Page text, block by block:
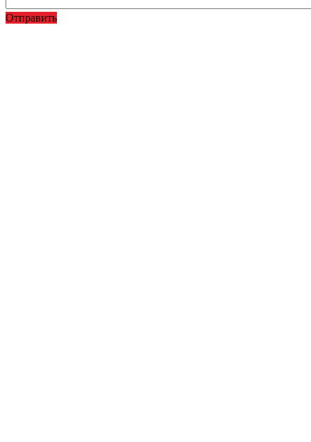
Отправить